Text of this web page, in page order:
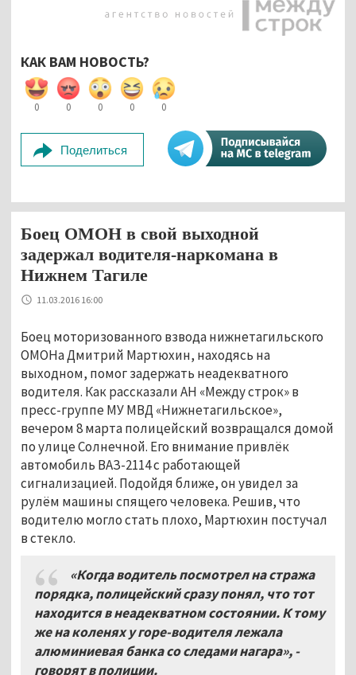
КАК ВАМ НОВОСТЬ?
0 0 0 0 0
Поделиться
Боец ОМОН в свой выходной
задержал водителя-наркомана в
Нижнем Тагиле
11.03.2016 16:00
Боец моторизованного взвода нижнетагильского
ОМОНа Дмитрий Мартюхин, находясь на
выходном, помог задержать неадекватного
водителя. Как рассказали АН «Между строк» в
пресс-группе МУ МВД «Нижнетагильское»,
вечером 8 марта полицейский возвращался домой
по улице Солнечной. Его внимание привлёк
автомобиль ВАЗ-2114 с работающей
сигнализацией. Подойдя ближе, он увидел за
рулём машины спящего человека. Решив, что
водителю могло стать плохо, Мартюхин постучал
в стекло.
«Когда водитель посмотрел на стража
порядка, полицейский сразу понял, что тот
находится в неадекватном состоянии. К тому
же на коленях у горе-водителя лежала
алюминиевая банка со следами нагара», -
говорят в полиции.